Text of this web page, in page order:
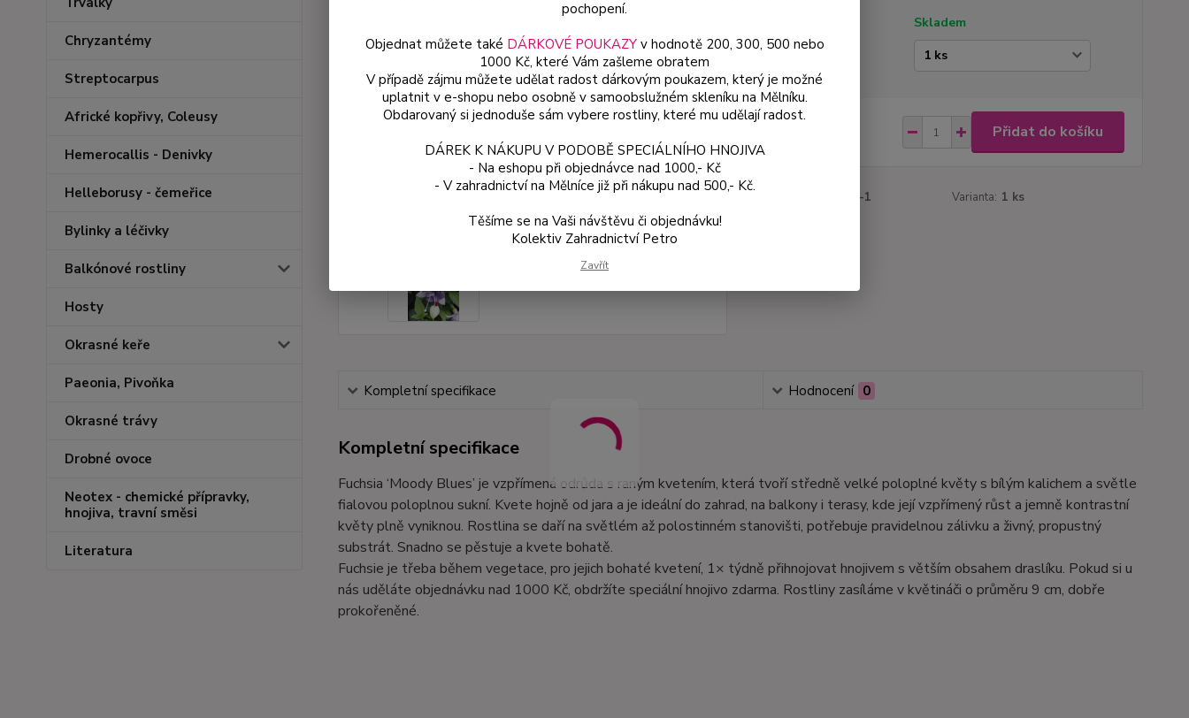
Chryzantémy
Streptocarpus
Africké kopřivy, Coleusy
Hemerocallis - Denivky
Helleborusy - čemeřice
Bylinky a léčivky
Balkónové rostliny
Hosty
Okrasné keře
Paeonia, Pivoňka
Okrasné trávy
Drobné ovoce
Neotex - chemické přípravky,
hnojiva, travní směsi
Literatura
Skladem
59 Kč Přidat do košíku
985-1 Varianta: 1 ks
Kompletní specifikace Hodnocení 0
Kompletní specifikace
Fuchsia ‘Moody Blues’ je vzpřímená odrůda s raným kvetením, která tvoří středně velké poloplné květy s bílým kalichem a světle
fialovou poloplnou sukní. Kvete hojně od jara a je ideální do zahrad, na balkony i terasy, kde její vzpřímený růst a jemně kontrastní
květy plně vyniknou. Rostlina se daří na světlém až polostinném stanovišti, potřebuje pravidelnou zálivku a živný, propustný
substrát. Snadno se pěstuje a kvete bohatě.
Fuchsie je třeba během vegetace, pro jejich bohaté kvetení, 1× týdně přihnojovat hnojivem s větším obsahem draslíku. Pokud si u
nás uděláte objednávku nad 1000 Kč, obdržíte speciální hnojivo zdarma. Rostliny zasíláme v květináči o průměru 9 cm, dobře
prokořeněné.
pochopení.
Objednat můžete také DÁRKOVÉ POUKAZYv hodnotě 200, 300, 500 nebo
1000 Kč, které Vám zašleme obratem
V případě zájmu můžete udělat radost dárkovým poukazem, který je možné
uplatnit v e-shopu nebo osobně v samoobslužném skleníku na Mělníku.
Obdarovaný si jednoduše sám vybere rostliny, které mu udělají radost.
DÁREK K NÁKUPU V PODOBĚ SPECIÁLNÍHO HNOJIVA
- Na eshopu při objednávce nad 1000,- Kč
- V zahradnictví na Mělníce již při nákupu nad 500,- Kč.
Těšíme se na Vaši návštěvu či objednávku!
Kolektiv Zahradnictví Petro
Zavřít